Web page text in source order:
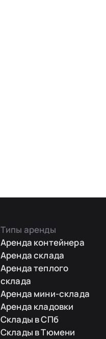
Типы аренды
Аренда контейнера
Аренда склада
Аренда теплого
склада
Аренда мини-склада
Аренда кладовки
Склады в СПб
Склады в Тюмени